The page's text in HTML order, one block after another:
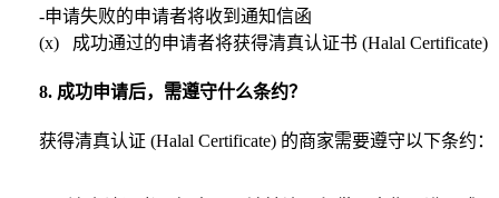
-申请失败的申请者将收到通知信函
(x) 成功通过的申请者将获得清真认证书 (Halal Certificate)
8. 成功申请后，需遵守什么条约？
获得清真认证 (Halal Certificate) 的商家需要遵守以下条约：